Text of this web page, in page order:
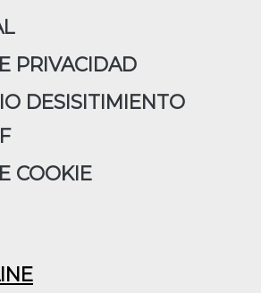
m
PRIVACIDAD
DESISITIMIENTO
COOKIE